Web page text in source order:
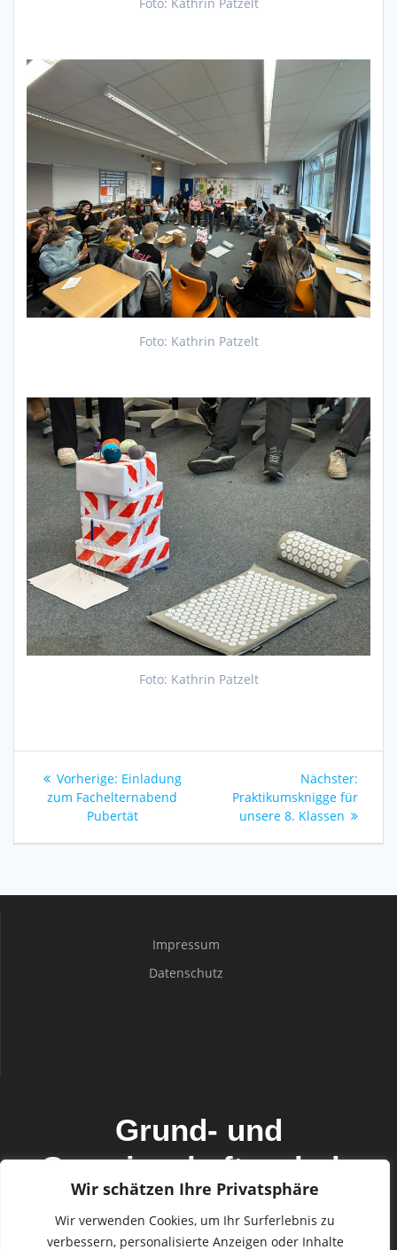
Wir schätzen Ihre Privatsphäre
Wir verwenden Cookies, um Ihr Surferlebnis zu
verbessern, personalisierte Anzeigen oder Inhalte
Foto: Kathrin Patzelt
Foto: Kathrin Patzelt
Beitragsnavigation
Vorherige: Vorheriger
Beitrag:
Einladung
zum Fachelternabend
Pubertät
Nächster:
Praktikumsknigge für
unsere 8. Klassen
Impressum
Datenschutz
Grund- und
Gemeinschaftsschule
Mildstedt mit den
Außenstellen Horstedt